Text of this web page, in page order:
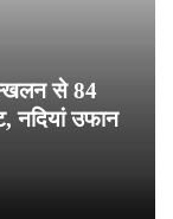
से 84
नदियां उफान